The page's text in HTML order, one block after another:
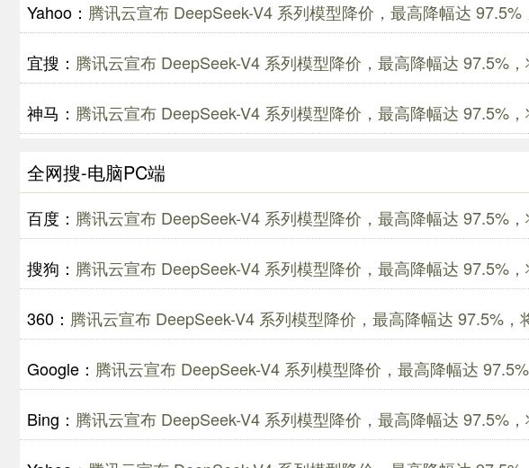
Yahoo： 腾讯云宣布 DeepSeek-V4 系列模型降价，最高降幅达 97.5%
宜搜： 腾讯云宣布 DeepSeek-V4 系列模型降价，最高降幅达 97.5%
神马： 腾讯云宣布 DeepSeek-V4 系列模型降价，最高降幅达 97.5%
全网搜-电脑PC端
百度： 腾讯云宣布 DeepSeek-V4 系列模型降价，最高降幅达 97.5%
搜狗： 腾讯云宣布 DeepSeek-V4 系列模型降价，最高降幅达 97.5%
360： 腾讯云宣布 DeepSeek-V4 系列模型降价，最高降幅达 97.5%，
Google： 腾讯云宣布 DeepSeek-V4 系列模型降价，最高降幅达
Bing： 腾讯云宣布 DeepSeek-V4 系列模型降价，最高降幅达 97.5%